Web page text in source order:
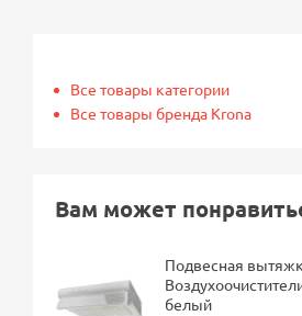
Все товары категории
Все товары бренда Krona
Вам может
Подвесная
белый